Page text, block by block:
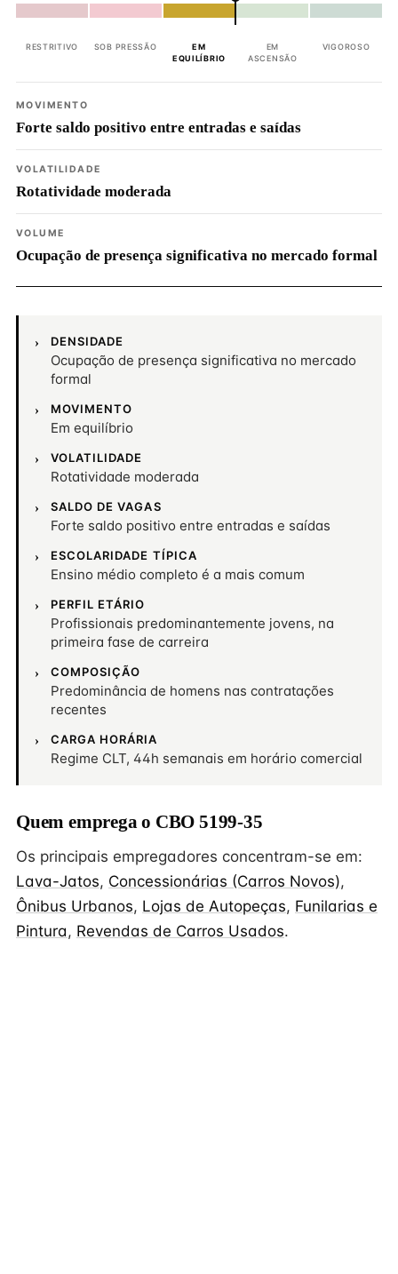
RESTRITIVO SOB PRESSÃO
EM
EQUILÍBRIO
EM
ASCENSÃO
VIGOROSO
MOVIMENTO
Forte saldo positivo entre entradas e saídas
VOLATILIDADE
Rotatividade moderada
VOLUME
Ocupação de presença significativa no mercado formal
DENSIDADE
Ocupação de presença significativa no mercado
formal
MOVIMENTO
Em equilíbrio
VOLATILIDADE
Rotatividade moderada
SALDO DE VAGAS
Forte saldo positivo entre entradas e saídas
ESCOLARIDADE TÍPICA
Ensino médio completo é a mais comum
PERFIL ETÁRIO
Profissionais predominantemente jovens, na
primeira fase de carreira
COMPOSIÇÃO
Predominância de homens nas contratações
recentes
CARGA HORÁRIA
Regime CLT, 44h semanais em horário comercial
Quem emprega o CBO 5199-35
Os principais empregadores concentram-se em:
Lava-Jatos, Concessionárias (Carros Novos),
Ônibus Urbanos, Lojas de Autopeças, Funilarias e
Pintura, Revendas de Carros Usados.